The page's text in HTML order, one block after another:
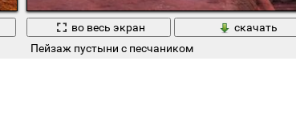
во весь экран
скачать
Пейзаж пустыни с песчаником